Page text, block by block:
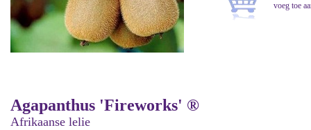
Agapanthus 'Fireworks' ®
Afrikaanse lelie